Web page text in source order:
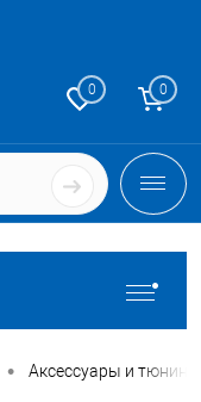
0 0
• Аксессуары и тюнинг